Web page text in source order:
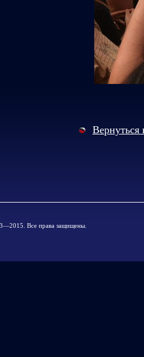
Вернуться
Все права защищены.